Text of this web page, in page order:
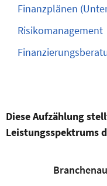
Finanzplänen
Risikomanagement
Diese Aufzählung
Leistungsspektrums